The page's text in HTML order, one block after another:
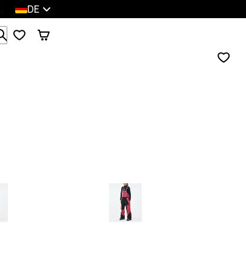
DE
Durchsuche 1 000+ Produkte